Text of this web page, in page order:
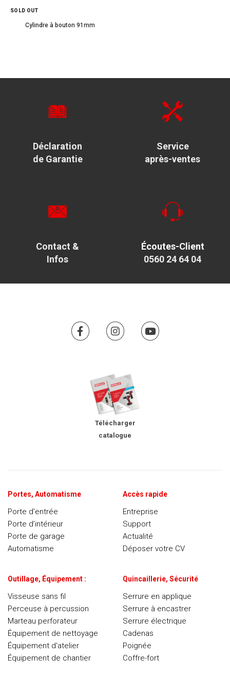
SOLD OUT
Cylindre à bouton 91mm
Déclaration
de Garantie
Service
après-ventes
Contact &
Infos
Écoutes-Client
0560 24 64 04
Télécharger
catalogue
Portes, Automatisme
Porte d'entrée
Porte d’intérieur
Porte de garage
Automatisme
Accès rapide
Entreprise
Support
Actualité
Déposer votre CV
Outillage, Équipement :
Visseuse sans fil
Perceuse à percussion
Marteau perforateur
Équipement de nettoyage
Équipement d'atelier
Équipement de chantier
Quincaillerie, Sécurité
Serrure en applique
Serrure à encastrer
Serrure électrique
Cadenas
Poignée
Coffre-fort